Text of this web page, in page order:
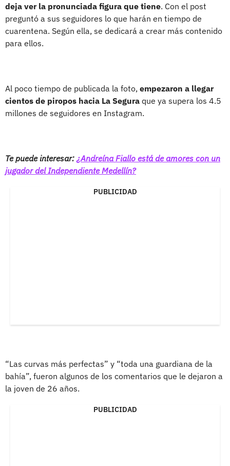
deja ver la pronunciada figura que tiene. Con el post
preguntó a sus seguidores lo que harán en tiempo de
cuarentena. Según ella, se dedicará a crear más contenido
para ellos.
Al poco tiempo de publicada la foto, empezaron a llegar
cientos de piropos hacia La Segura que ya supera los 4.5
millones de seguidores en Instagram.
Te puede interesar: ¿Andreína Fiallo está de amores con un
jugador del Independiente Medellín?
PUBLICIDAD
“Las curvas más perfectas” y “toda una guardiana de la
bahía”, fueron algunos de los comentarios que le dejaron a
la joven de 26 años.
PUBLICIDAD